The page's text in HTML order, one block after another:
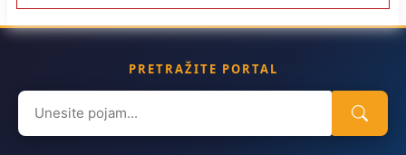
PRETRAŽITE PORTAL
Search
for: